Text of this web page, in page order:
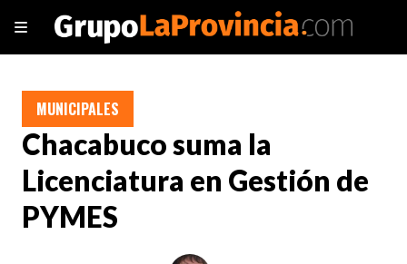
Chacabuco suma la
Licenciatura en Gestión de
PYMES
MUNICIPALES